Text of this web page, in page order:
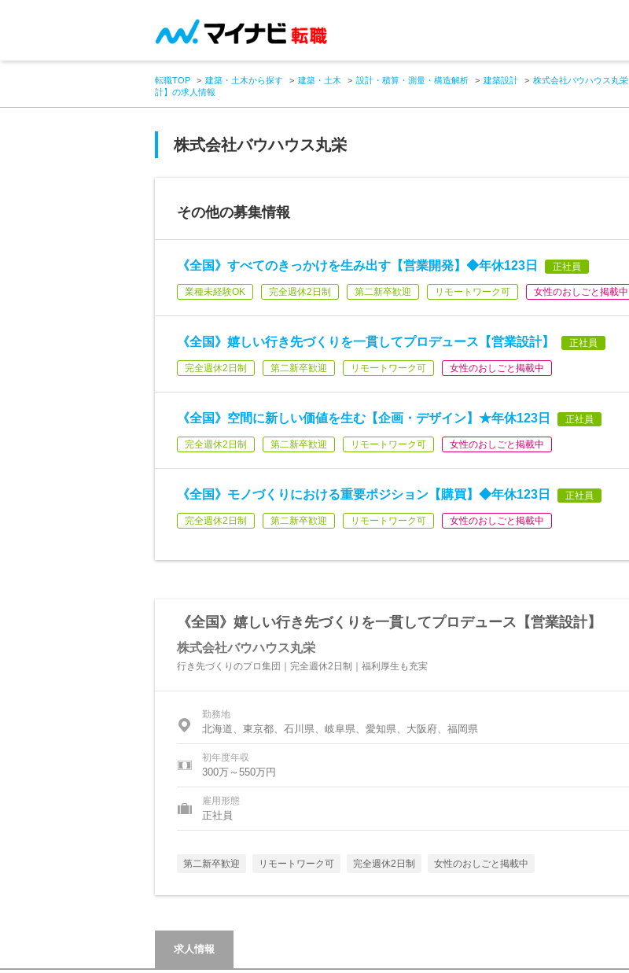
転職TOP 建築・土木から探す 建築・土木 設計・積算・測量・構造解析 建築設計 株式会社バウハウス丸栄
計】の求人情報
株式会社バウハウス丸栄
その他の募集情報
《全国》すべてのきっかけを生み出す【営業開発】◆年休123日 正社員
業種未経験OK 完全週休2日制 第二新卒歓迎 リモートワーク可 女性のおしごと掲載中
《全国》嬉しい行き先づくりを一貫してプロデュース【営業設計】 正社員
完全週休2日制 第二新卒歓迎 リモートワーク可 女性のおしごと掲載中
《全国》空間に新しい価値を生む【企画・デザイン】★年休123日 正社員
完全週休2日制 第二新卒歓迎 リモートワーク可 女性のおしごと掲載中
《全国》モノづくりにおける重要ポジション【購買】◆年休123日 正社員
完全週休2日制 第二新卒歓迎 リモートワーク可 女性のおしごと掲載中
《全国》嬉しい行き先づくりを一貫してプロデュース【営業設計】
株式会社バウハウス丸栄
行き先づくりのプロ集団｜完全週休2日制｜福利厚生も充実
勤務地
北海道、東京都、石川県、岐阜県、愛知県、大阪府、福岡県
初年度年収
300万～550万円
雇用形態
正社員
第二新卒歓迎 リモートワーク可 完全週休2日制 女性のおしごと掲載中
求人情報